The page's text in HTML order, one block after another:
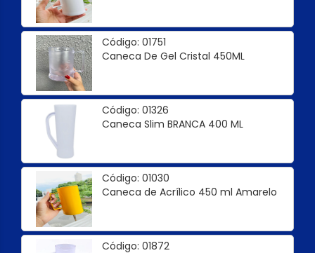
Código: 01751
Caneca De Gel Cristal 450ML
Código: 01326
Caneca Slim BRANCA 400 ML
Código: 01030
Caneca de Acrílico 450 ml Amarelo
Código: 01872